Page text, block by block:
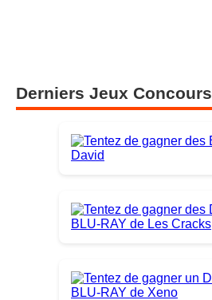
Derniers Jeux Concours